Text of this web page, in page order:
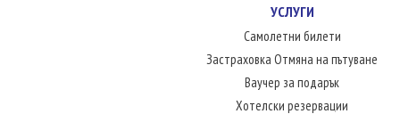
УСЛУГИ
Самолетни билети
Застраховка Отмяна на пътуване
Ваучер за подарък
Хотелски резервации